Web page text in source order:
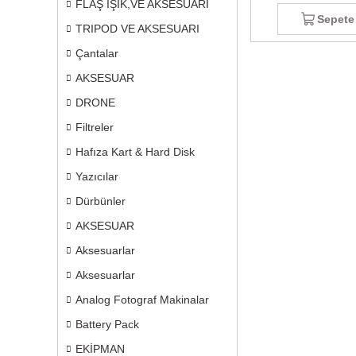
FLAŞ IŞIK,VE AKSESUARI
TRIPOD VE AKSESUARI
Çantalar
AKSESUAR
DRONE
Filtreler
Hafıza Kart & Hard Disk
Yazıcılar
Dürbünler
AKSESUAR
Aksesuarlar
Aksesuarlar
Analog Fotograf Makinalar
Battery Pack
EKİPMAN